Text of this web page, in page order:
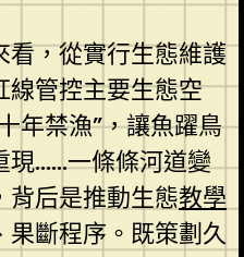
，從實行生態維護
線管控主要生態空
年禁漁”，讓魚躍鳥
現……一條條河道變
背后是推動生態教學
斷程序。既策劃久